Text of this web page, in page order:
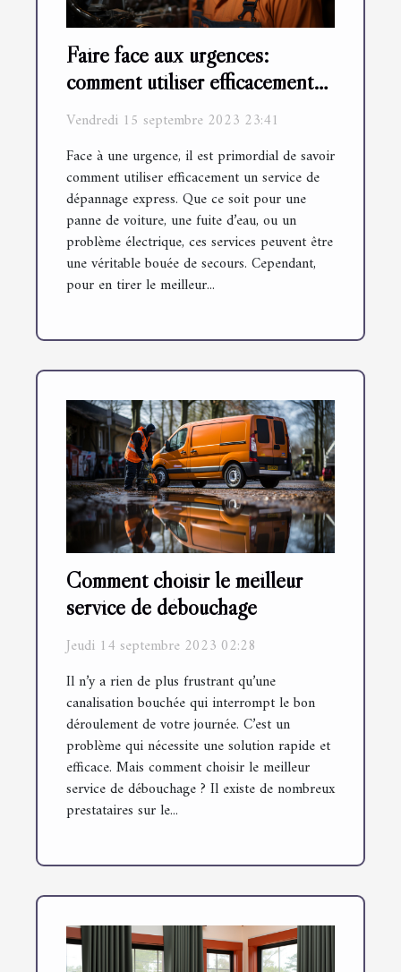
Faire face aux urgences:
comment utiliser efficacement
un service de dépannage
Vendredi 15 septembre 2023 23:41
Face à une urgence, il est primordial de savoir
comment utiliser efficacement un service de
dépannage express. Que ce soit pour une
panne de voiture, une fuite d’eau, ou un
problème électrique, ces services peuvent être
une véritable bouée de secours. Cependant,
pour en tirer le meilleur...
Comment choisir le meilleur
service de débouchage
Jeudi 14 septembre 2023 02:28
Il n’y a rien de plus frustrant qu’une
canalisation bouchée qui interrompt le bon
déroulement de votre journée. C’est un
problème qui nécessite une solution rapide et
efficace. Mais comment choisir le meilleur
service de débouchage ? Il existe de nombreux
prestataires sur le...